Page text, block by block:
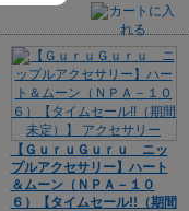
【ＧｕｒｕＧｕｒｕ ニッ
プルアクセサリー】ハート
＆ムーン（ＮＰＡ－１０
６）【タイムセール!!（期間